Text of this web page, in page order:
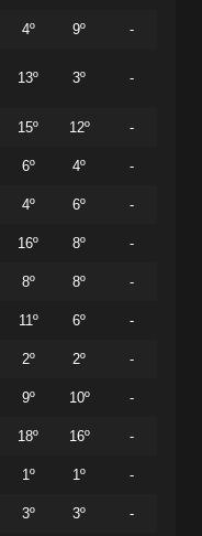
4º 9º -
13º 3º -
15º 12º -
6º 4º -
4º 6º -
16º 8º -
8º 8º -
11º 6º -
2º 2º -
9º 10º -
18º 16º -
1º 1º -
3º 3º -